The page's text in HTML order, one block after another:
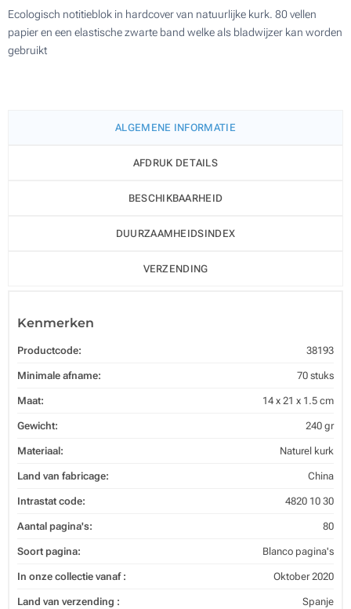
Ecologisch notitieblok in hardcover van natuurlijke kurk. 80 vellen
papier en een elastische zwarte band welke als bladwijzer kan worden
gebruikt
ALGEMENE INFORMATIE
AFDRUK DETAILS
BESCHIKBAARHEID
DUURZAAMHEIDSINDEX
VERZENDING
Kenmerken
Productcode: 38193
Minimale afname: 70 stuks
Maat: 14 x 21 x 1.5 cm
Gewicht: 240 gr
Materiaal: Naturel kurk
Land van fabricage: China
Intrastat code: 4820 10 30
Aantal pagina's: 80
Soort pagina: Blanco pagina's
In onze collectie vanaf : Oktober 2020
Land van verzending : Spanje